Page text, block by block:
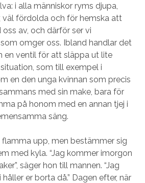
i alla människor ryms djupa,
väl fördolda och för hemska att
av, och därför ser vi
omger oss. Ibland handlar det
en ventil för att släppa ut lite
som till exempel i
en den unga kvinnan som precis
med sin make, bara för
på honom med en annan tjej i
säng.
flamma upp, men bestämmer sig
med kyla. “Jag kommer imorgon
säger hon till mannen. “Jag
er borta då.” Dagen efter, när